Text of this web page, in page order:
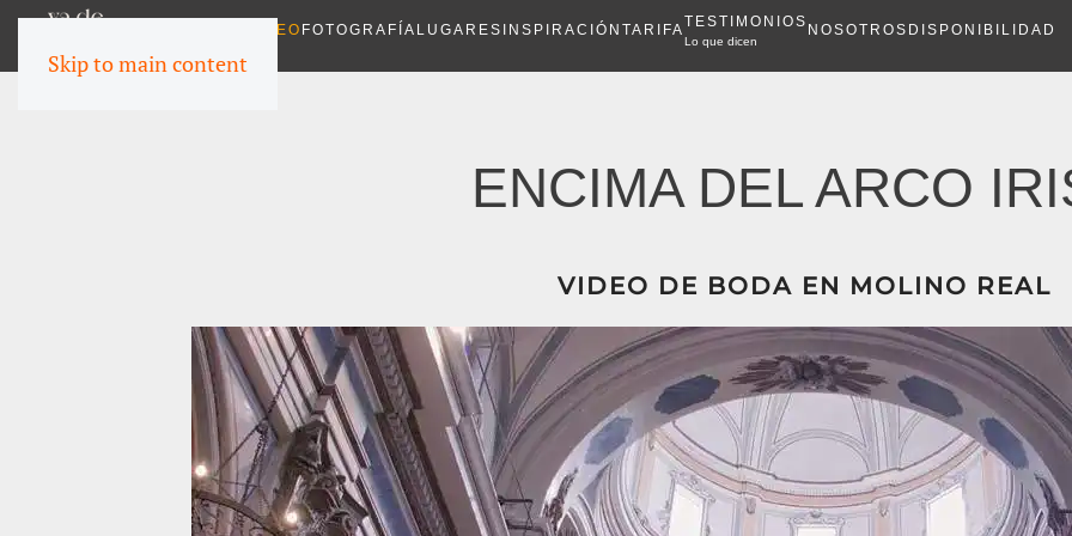
Skip to main content
VIDEO FOTOGRAFÍA LUGARES INSPIRACIÓN TARIFA
TESTIMONIOS
Lo que dicen
NOSOTROS DISPONIBILIDAD
ENCIMA DEL ARCO
VIDEO DE BODA EN MOLINO REAL